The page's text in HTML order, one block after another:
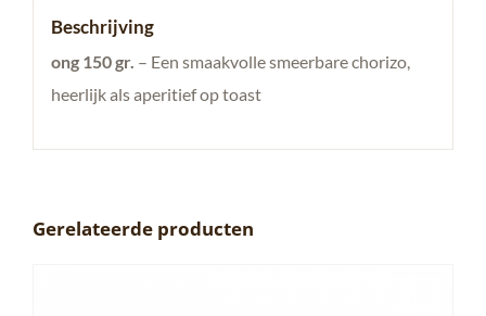
Beschrijving
ong 150 gr. – Een smaakvolle smeerbare chorizo,
heerlijk als aperitief op toast
Gerelateerde producten